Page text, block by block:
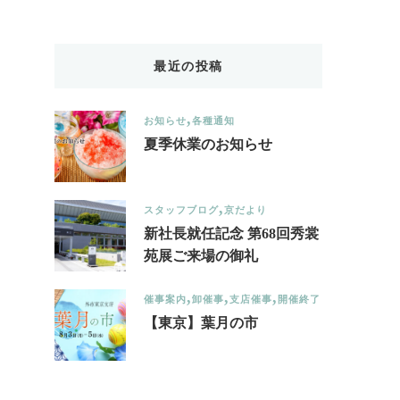
最近の投稿
お知らせ 各種通知
夏季休業のお知らせ
スタッフブログ 京だより
新社長就任記念 第68回秀裳
苑展ご来場の御礼
催事案内 卸催事 支店催事 開催終了
【東京】葉月の市